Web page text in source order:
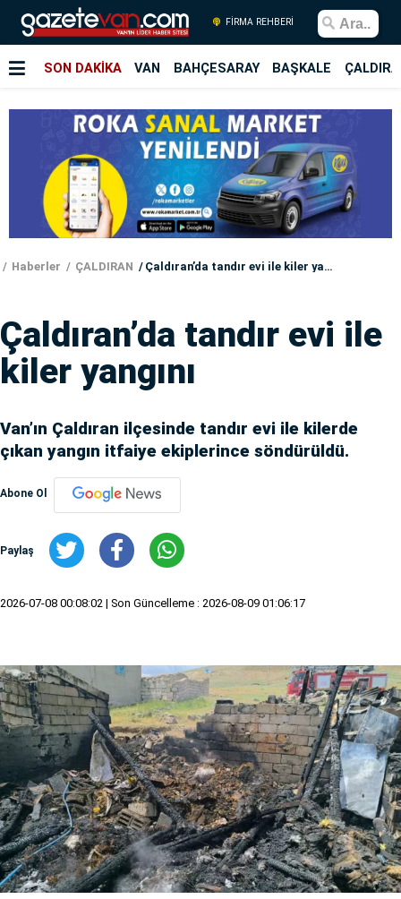
FİRMA REHBERİ
SON DAKİKA VAN BAHÇESARAY BAŞKALE
Haberler ÇALDIRAN Çaldıran’da tandır evi ile kiler yangını
Çaldıran’da tandır evi ile
kiler yangını
Van’ın Çaldıran ilçesinde tandır evi ile kilerde
çıkan yangın itfaiye ekiplerince söndürüldü.
Abone Ol
Paylaş
2026-07-08 00:08:02 | Son Güncelleme : 2026-08-09 01:06:17